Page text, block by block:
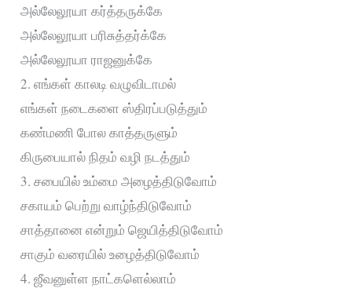
அல்லேலூயா கர்த்தருக்கே
அல்லேலூயா பரிசுத்தர்க்கே
அல்லேலூயா ராஜனுக்கே
2. எங்கள் காலடி வழுவிடாமல்
எங்கள் நடைகளை ஸ்திரப்படுத்தும்
கண்மணி போல காத்தருளும்
கிருபையால் நிதம் வழி நடத்தும்
3. சபையில் உம்மை அழைத்திடுவோம்
சகாயம் பெற்று வாழ்ந்திடுவோம்
சாத்தானை என்றும் ஜெயித்திடுவோம்
சாகும் வரையில் உழைத்திடுவோம்
4. ஜீவனுள்ள நாட்களெல்லாம்